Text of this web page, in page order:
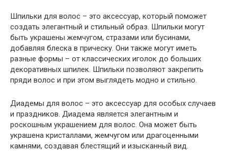
Шпильки для волос – это аксессуар, который поможет
создать элегантный и стильный образ. Шпильки могут
быть украшены жемчугом, стразами или бусинами,
добавляя блеска в прическу. Они также могут иметь
разные формы – от классических иголок до больших
декоративных шпилек. Шпильки позволяют закрепить
пряди волос и при этом выглядеть модно и стильно.
Диадемы для волос – это аксессуар для особых случаев
и праздников. Диадема является элегантным и
роскошным украшением для волос. Она может быть
украшена кристаллами, жемчугом или драгоценными
камнями, создавая блестящий и изысканный вид.